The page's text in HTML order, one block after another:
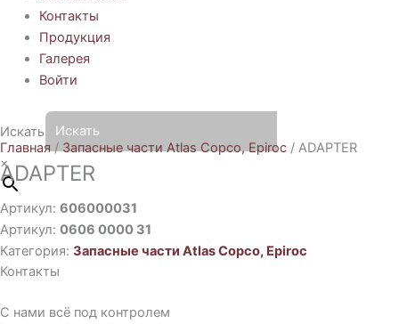
Контакты
Продукция
Галерея
Войти
Искать
×
Главная / Запасные части Atlas Copco, Epiroc / ADAPTER
ADAPTER
Артикул: 606000031
Артикул: 0606 0000 31
Категория: Запасные части Atlas Copco, Epiroc
Контакты
С нами всё под контролем